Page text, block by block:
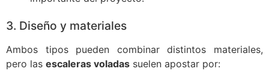
3. Diseño y materiales
Ambos tipos pueden combinar distintos materiales,
pero las escaleras voladas suelen apostar por: